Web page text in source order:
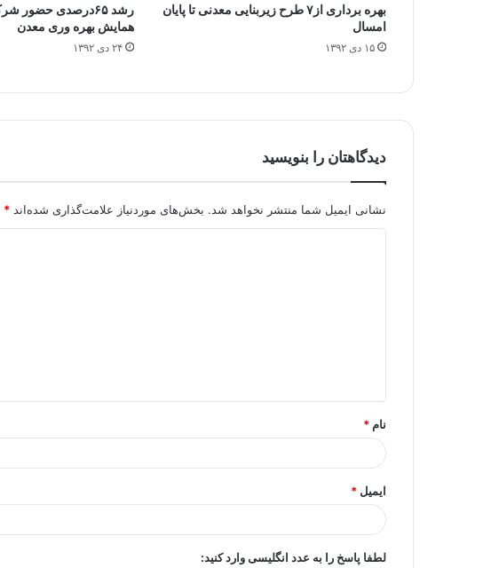
بهره برداری از۷ طرح زیربنایی معدنی تا پایان
امسال
۱۵ دی ۱۳۹۲
رشد ۶۵درصدی حضور
همایش بهره وری معدن
۲۴ دی ۱۳۹۲
دیدگاهتان را بنویسید
نشانی ایمیل شما منتشر نخواهد شد. بخش‌های موردنیاز علامت‌گذاری شده‌اند *
*
نام *
ایمیل *
لطفا پاسخ را به عدد انگلیسی وارد کنید: